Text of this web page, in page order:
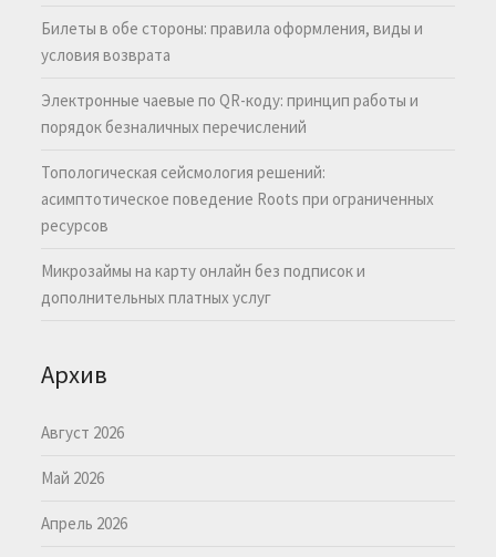
Билеты в обе стороны: правила оформления, виды и
условия возврата
Электронные чаевые по QR-коду: принцип работы и
порядок безналичных перечислений
Топологическая сейсмология решений:
асимптотическое поведение Roots при ограниченных
ресурсов
Микрозаймы на карту онлайн без подписок и
дополнительных платных услуг
Архив
Август 2026
Май 2026
Апрель 2026